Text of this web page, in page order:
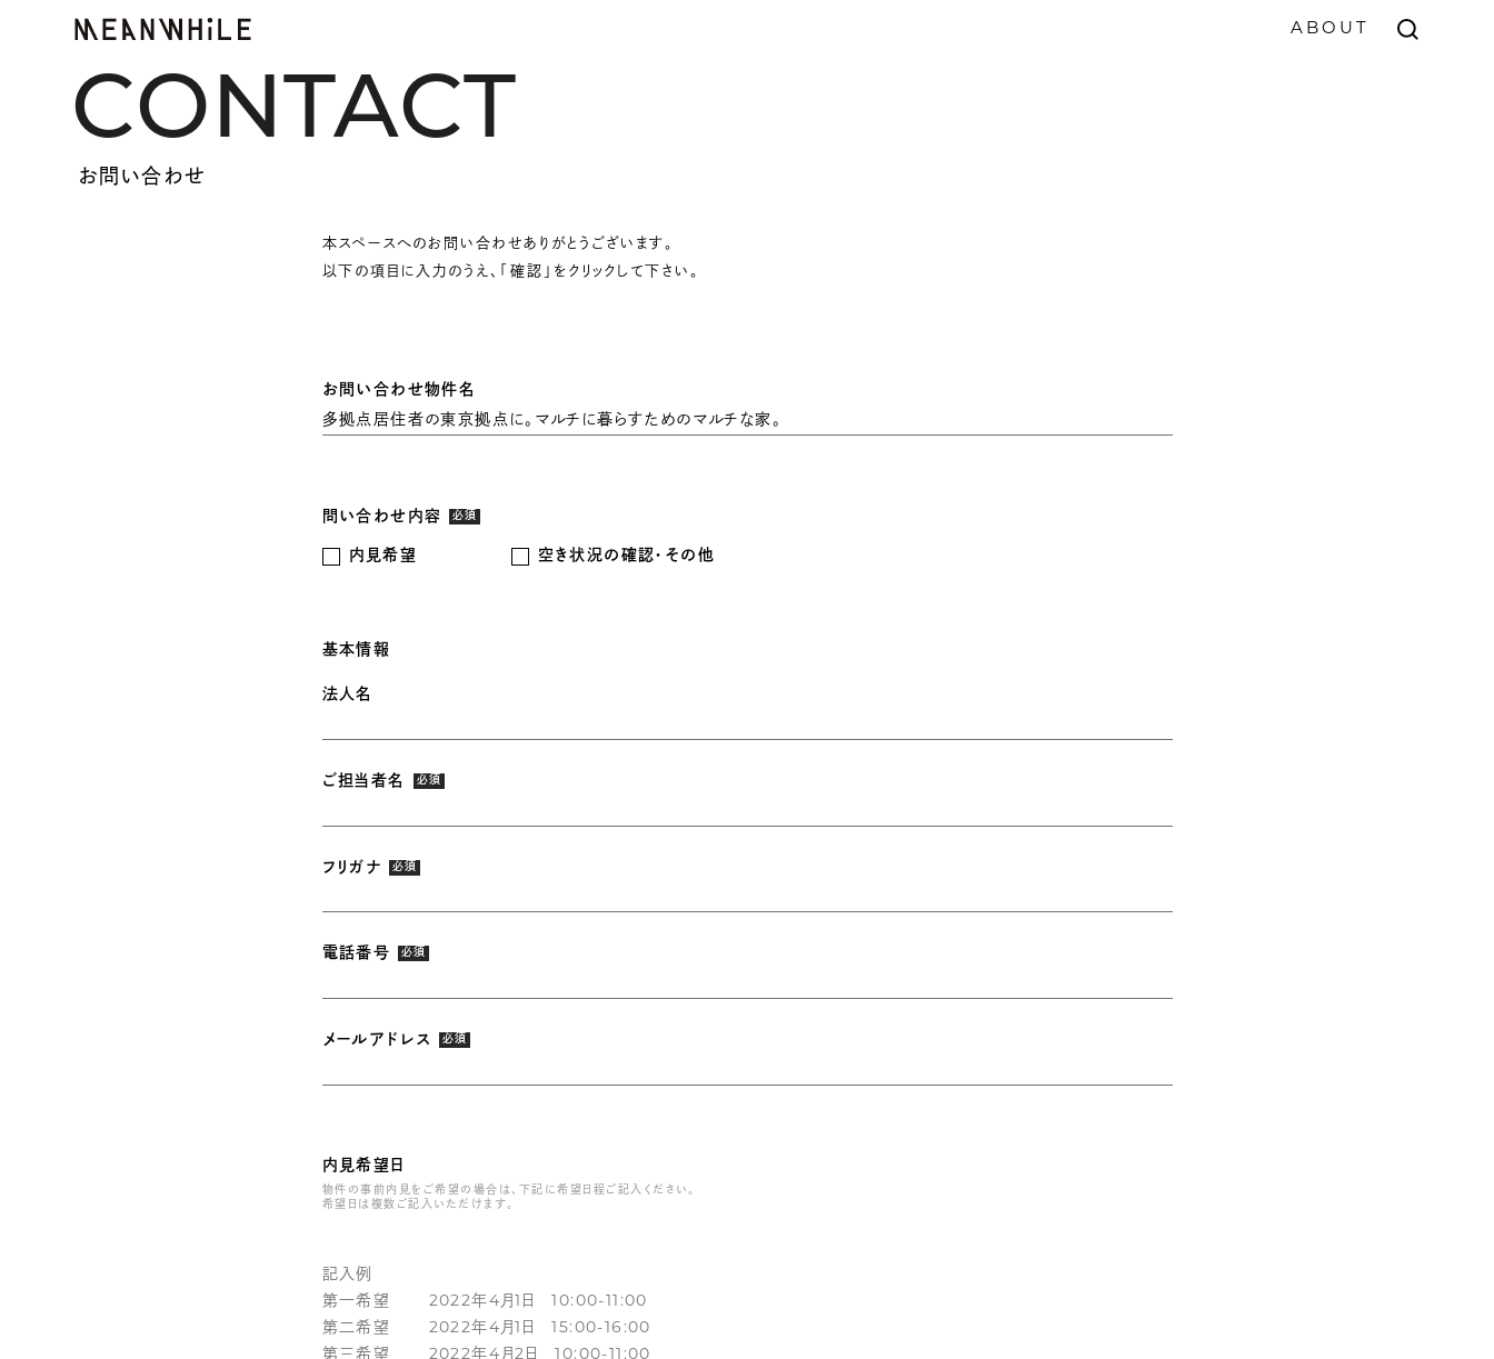
ABOUT
CONTACT
お問い合わせ
本スペースへのお問い合わせありがとうございます。
以下の項目に入力のうえ、「確認」をクリックして下さい。
お問い合わせ物件名
問い合わせ内容 必須
内見希望 空き状況の確認・その他
基本情報
法人名
ご担当者名 必須
フリガナ 必須
電話番号 必須
メールアドレス 必須
内見希望日
物件の事前内見をご希望の場合は、下記に希望日程ご記入ください。
希望日は複数ご記入いただけます。